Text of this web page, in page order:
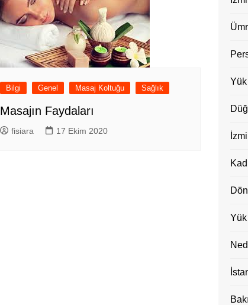
Bilgi Genel Masaj Koltuğu Sağlık
Masajın Faydaları
fisiara 17 Ekim 2020